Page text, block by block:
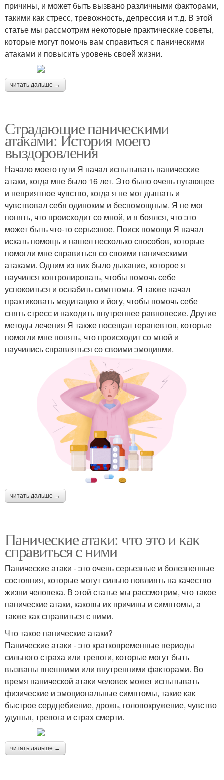
причины, и может быть вызвано различными факторами,
такими как стресс, тревожность, депрессия и т.д. В этой
статье мы рассмотрим некоторые практические советы,
которые могут помочь вам справиться с паническими
атаками и повысить уровень своей жизни.
читать дальше →
Страдающие паническими
атаками: История моего
выздоровления
Начало моего пути Я начал испытывать панические
атаки, когда мне было 16 лет. Это было очень пугающее
и неприятное чувство, когда я не мог дышать и
чувствовал себя одиноким и беспомощным. Я не мог
понять, что происходит со мной, и я боялся, что это
может быть что-то серьезное. Поиск помощи Я начал
искать помощь и нашел несколько способов, которые
помогли мне справиться со своими паническими
атаками. Одним из них было дыхание, которое я
научился контролировать, чтобы помочь себе
успокоиться и ослабить симптомы. Я также начал
практиковать медитацию и йогу, чтобы помочь себе
снять стресс и находить внутреннее равновесие. Другие
методы лечения Я также посещал терапевтов, которые
помогли мне понять, что происходит со мной и
научились справляться со своими эмоциями.
читать дальше →
Панические атаки: что это и как
справиться с ними
Панические атаки - это очень серьезные и болезненные
состояния, которые могут сильно повлиять на качество
жизни человека. В этой статье мы рассмотрим, что такое
панические атаки, каковы их причины и симптомы, а
также как справиться с ними.
Что такое панические атаки?
Панические атаки - это кратковременные периоды
сильного страха или тревоги, которые могут быть
вызваны внешними или внутренними факторами. Во
время панической атаки человек может испытывать
физические и эмоциональные симптомы, такие как
быстрое сердцебиение, дрожь, головокружение, чувство
удушья, тревога и страх смерти.
читать дальше →